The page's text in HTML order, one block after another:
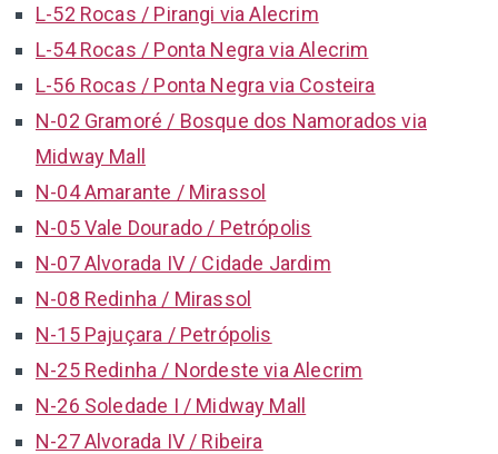
L-52 Rocas / Pirangi via Alecrim
L-54 Rocas / Ponta Negra via Alecrim
L-56 Rocas / Ponta Negra via Costeira
N-02 Gramoré / Bosque dos Namorados via
Midway Mall
N-04 Amarante / Mirassol
N-05 Vale Dourado / Petrópolis
N-07 Alvorada IV / Cidade Jardim
N-08 Redinha / Mirassol
N-15 Pajuçara / Petrópolis
N-25 Redinha / Nordeste via Alecrim
N-26 Soledade I / Midway Mall
N-27 Alvorada IV / Ribeira